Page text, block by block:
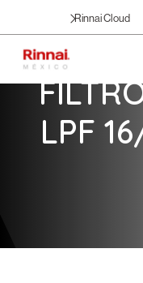
Rinnai Cloud
LPF